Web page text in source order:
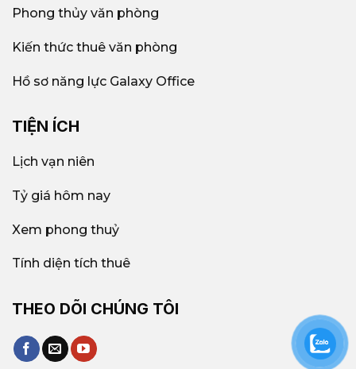
Phong thủy văn phòng
Kiến thức thuê văn phòng
Hồ sơ năng lực Galaxy Office
TIỆN ÍCH
Lịch vạn niên
Tỷ giá hôm nay
Xem phong thuỷ
Tính diện tích thuê
THEO DÕI CHÚNG TÔI